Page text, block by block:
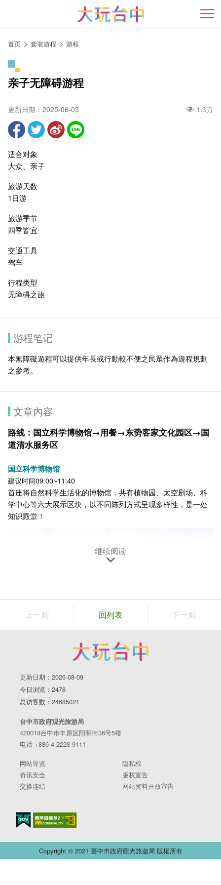
开
首页 套装游程 游程
亲子无障碍游程
更新日期：2025-06-03 1.3万
适合对象
大众、亲子
旅游天数
1日游
旅游季节
四季皆宜
交通工具
驾车
行程类型
无障碍之旅
游程笔记
本無障礙遊程可以提供年長或行動較不便之民眾作為遊程規劃
之參考。
文章內容
路线： 国立科学博物馆→用餐→东势客家文化园区→国
道清水服务区
国立科学博物馆
建议时间09:00~11:40
首座将自然科学生活化的博物馆，共有植物园、太空剧场、科
学中心等六大展示区块，以不同陈列方式呈现多样性，是一处
知识殿堂！
无障碍设施：*入馆优惠 *导盲砖 *无障碍坡道 *无障碍厕所 *无
障碍电梯 *无障碍停车位
午餐
建议时间12:00~14:00
邻近用餐推荐
宜家家居、大远百、新光三越
无障碍设施： *无障碍厕所 *无障碍停车位
园区的文物馆由东势火车站旧站改建而成，原来的火车站月
台、候车室内，保留火车站内旅客等车时坐的长条椅。园区还
规划有与客家相关的食、衣、住、行、育、乐的文物主题展，
介绍产业、语言、人文特色。
继续阅读
上一则 回列表 下一则
更新日期：2026-08-09
今日浏览：2478
总访客数：24685021
台中市政府观光旅游局
420018台中市丰原区阳明街36号5楼
电话 +886-4-2228-9111
网站导览
隐私权
资讯安全
版权宣告
交换连结
网站资料开放宣告
Copyright © 2021 臺中市政府觀光旅遊局 版權所有